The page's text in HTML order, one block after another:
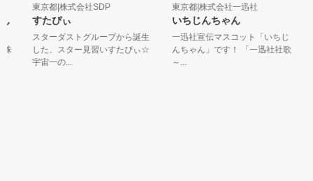
東京都|株式会社SDP
すたぴぃ
スターダストグループから誕生
した、スター見習いすたぴぃ☆
宇宙一の...
東京都|株式会社一迅社
いちじんちゃん
一迅社宣伝マスコット「いちじ
んちゃん」です！ 「一迅社社歌
～...